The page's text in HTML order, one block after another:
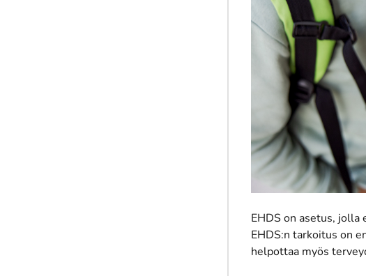
EHDS on asetus,
EHDS:n tarkoitus on
helpottaa myös